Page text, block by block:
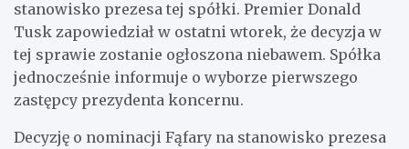
stanowisko prezesa tej spółki. Premier Donald
Tusk zapowiedział w ostatni wtorek, że decyzja w
tej sprawie zostanie ogłoszona niebawem. Spółka
jednocześnie informuje o wyborze pierwszego
zastępcy prezydenta koncernu.
Decyzję o nominacji Fąfary na stanowisko prezesa